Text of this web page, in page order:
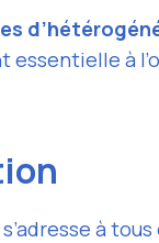
essentielle à
s’adresse à tous